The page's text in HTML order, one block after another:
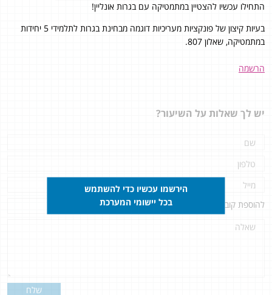
התחילו עכשיו להצטיין במתמטיקה עם בגרות אונליין!
בעיות קיצון של פונקציות מעריכיות דוגמה מבחינת בגרות לתלמידי 5 יחידות
במתמטיקה, שאלון 807.
הרשמה
יש לך שאלות על השיעור?
להוספת קובץ
שלח
הירשמו עכשיו כדי להשתמש
בכל יישומי המערכת